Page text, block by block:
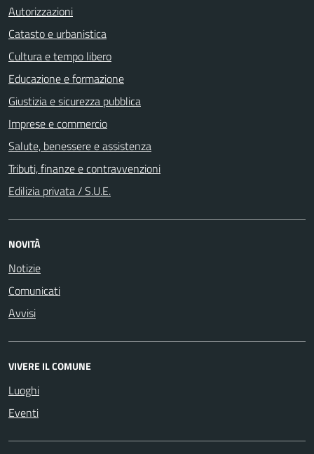
Autorizzazioni
Catasto e urbanistica
Cultura e tempo libero
Educazione e formazione
Giustizia e sicurezza pubblica
Imprese e commercio
Salute, benessere e assistenza
Tributi, finanze e contravvenzioni
Edilizia privata / S.U.E.
NOVITÀ
Notizie
Comunicati
Avvisi
VIVERE IL COMUNE
Luoghi
Eventi